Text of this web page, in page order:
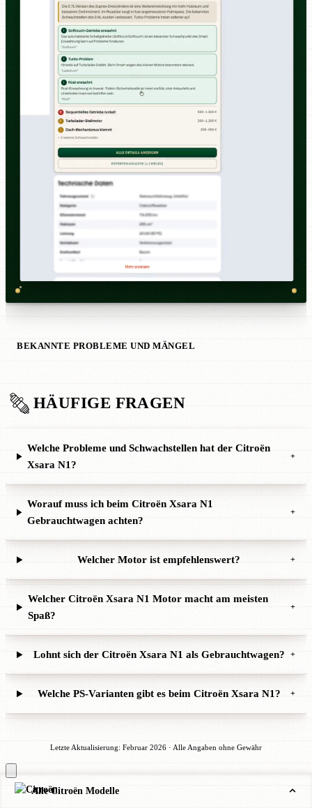
BEKANNTE PROBLEME UND MÄNGEL
HÄUFIGE FRAGEN
Welche Probleme und Schwachstellen hat der Citroën
Xsara N1?
+
Worauf muss ich beim Citroën Xsara N1
Gebrauchtwagen achten?
+
Welcher Motor ist empfehlenswert? +
Welcher Citroën Xsara N1 Motor macht am meisten
Spaß?
+
Lohnt sich der Citroën Xsara N1 als Gebrauchtwagen? +
Welche PS-Varianten gibt es beim Citroën Xsara N1? +
Letzte Aktualisierung: Februar 2026 · Alle Angaben ohne Gewähr
Alle Citroën Modelle